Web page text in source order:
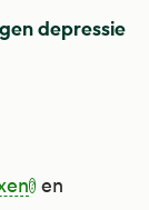
depressie
en